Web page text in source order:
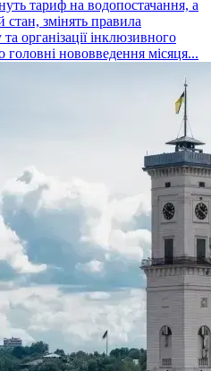
тариф на водопостачання, а
змінять правила
організації інклюзивного
головні нововведення місяця...